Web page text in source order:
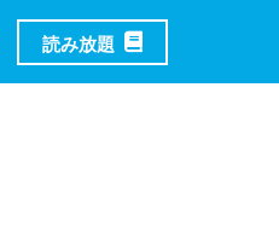
読み放題